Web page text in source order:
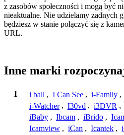
z zasobów społeczności i mogą być
nieaktualne. Nie udzielamy żadnych
będziesz w stanie połączyć się z
URL.
Inne marki
I i ball , I Can See , i-Family ,
i-Watcher , I30vd , i3DVR ,
iBaby , Ibcam , iBrido ,
Icamview , iCan , Icantek ,